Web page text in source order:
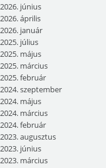
2026. június
2026. április
2026. január
2025. július
2025. május
2025. március
2025. február
2024. szeptember
2024. május
2024. március
2024. február
2023. augusztus
2023. június
2023. március